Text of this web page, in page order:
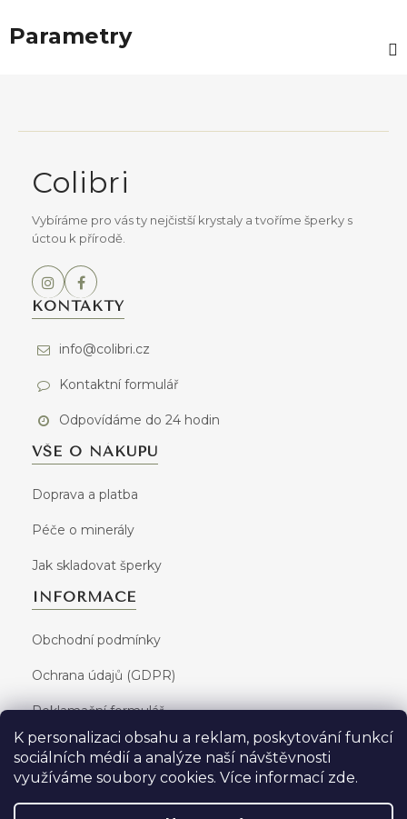
K personalizaci obsahu a reklam, poskytování funkcí
sociálních médií a analýze naší návštěvnosti
využíváme soubory cookies. Více informací zde.
Parametry
Colibri
Vybíráme pro vás ty nejčistší krystaly a tvoříme šperky s
úctou k přírodě.
KONTAKTY
info@colibri.cz
Kontaktní formulář
Odpovídáme do 24 hodin
VŠE O NÁKUPU
Doprava a platba
Péče o minerály
Jak skladovat šperky
INFORMACE
Obchodní podmínky
Ochrana údajů (GDPR)
Reklamační formulář